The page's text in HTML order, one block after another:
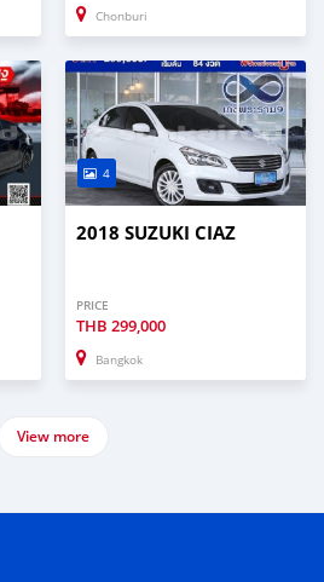
Chonburi
4
2018 SUZUKI CIAZ
PRICE
THB 299,000
Bangkok
View more